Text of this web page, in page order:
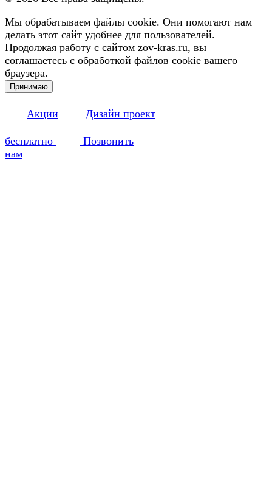
Мы обрабатываем файлы cookie. Они помогают нам
делать этот сайт удобнее для пользователей.
Продолжая работу с сайтом zov-kras.ru, вы
соглашаетесь с обработкой файлов cookie вашего
браузера.
Принимаю
Акции Дизайн проект
бесплатно
Позвонить
нам